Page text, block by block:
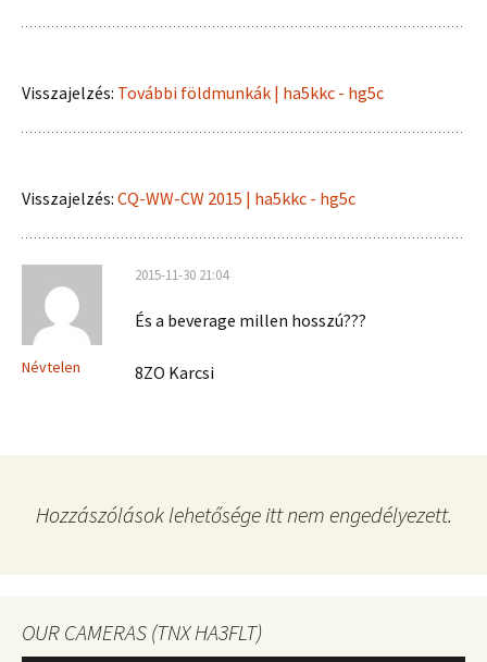
Visszajelzés: További földmunkák | ha5kkc - hg5c
Visszajelzés: CQ-WW-CW 2015 | ha5kkc - hg5c
Névtelen
2015-11-30 21:04
És a beverage millen hosszú???
8ZO Karcsi
Hozzászólások lehetősége itt nem engedélyezett.
OUR CAMERAS (TNX HA3FLT)